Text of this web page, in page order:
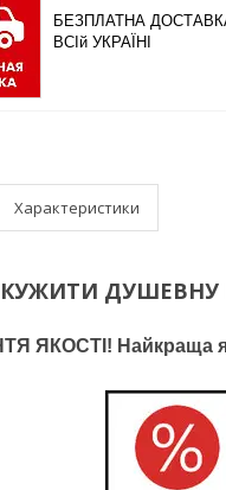
БЕЗПЛАТНА
ВСІй УКРАЇНІ
Характеристики
ДУШЕВНУ
ЯКОСТІ! Найкраща